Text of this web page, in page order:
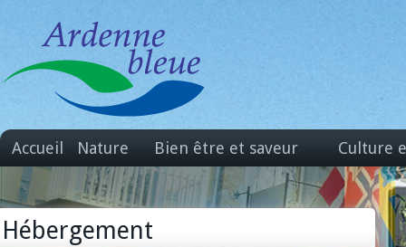
Accueil Nature Bien être et saveur Culture
Hébergement